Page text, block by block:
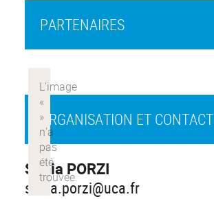
PARTENAIRES
ORGANISATION ET CONTACT
Sonia PORZI
sonia.porzi@uca.fr